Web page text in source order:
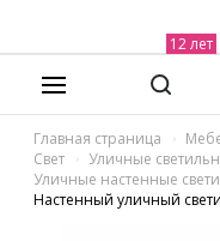
Главная страница
Свет
Уличные
Уличные настенные
Настенный уличный